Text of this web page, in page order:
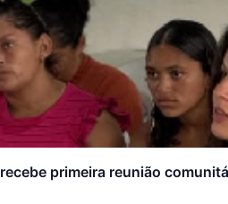
primeira reunião